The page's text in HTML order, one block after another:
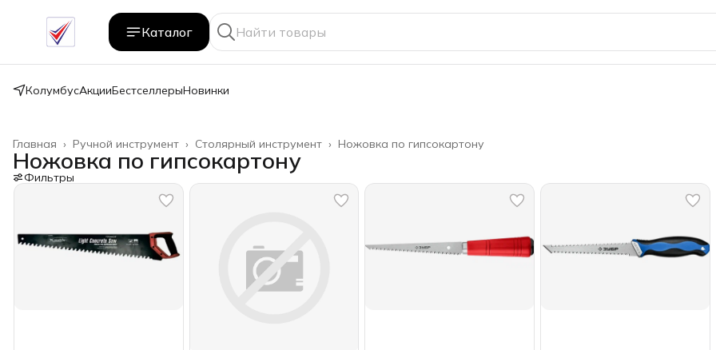
Каталог
КолумбусАкцииБестселлерыНовинки
Ножовка по гипсокартону
Столярный инструмент ›
Ручной инструмент ›
Главная ›
Ножовка по гипсокартону
Фильтры